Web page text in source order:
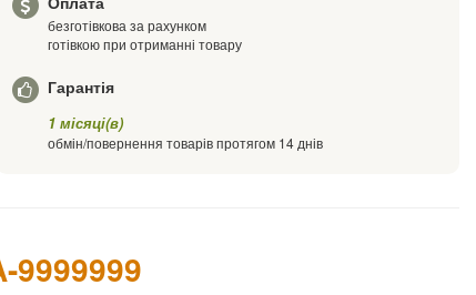
безготівкова за рахунком
готівкою при отриманні товару
Гарантія
1 місяці(в)
обмін/повернення товарів протягом 14 днів
9999999